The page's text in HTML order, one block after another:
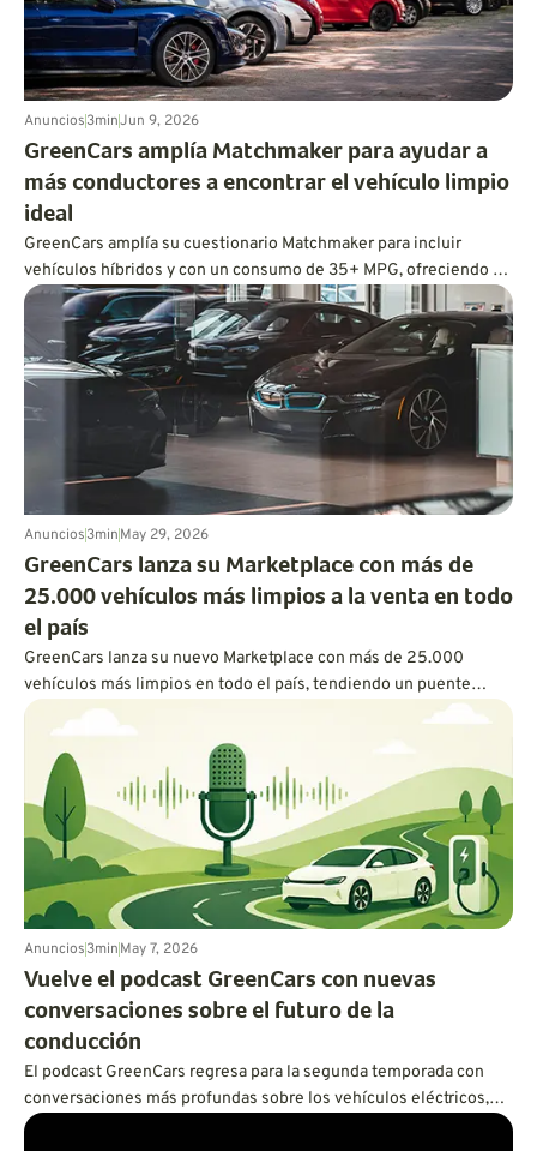
Anuncios3minJun 9, 2026
GreenCars amplía Matchmaker para ayudar a
más conductores a encontrar el vehículo limpio
ideal
GreenCars amplía su cuestionario Matchmaker para incluir
vehículos híbridos y con un consumo de 35+ MPG, ofreciendo a
cada conductor ecoconsciente un camino personalizado hacia
una conducción más limpia.
Anuncios3minMay 29, 2026
GreenCars lanza su Marketplace con más de
25.000 vehículos más limpios a la venta en todo
el país
GreenCars lanza su nuevo Marketplace con más de 25.000
vehículos más limpios en todo el país, tendiendo un puente
entre la educación sobre vehículos eléctricos y la compra real de
uno.
Anuncios3minMay 7, 2026
Vuelve el podcast GreenCars con nuevas
conversaciones sobre el futuro de la
conducción
El podcast GreenCars regresa para la segunda temporada con
conversaciones más profundas sobre los vehículos eléctricos,
los híbridos, la sostenibilidad, la tecnología de las baterías y el